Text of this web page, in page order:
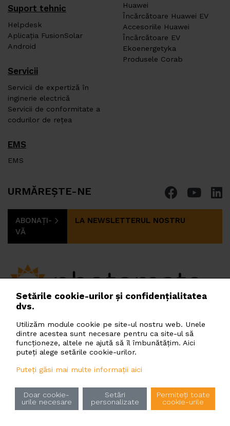
Suport tehnic
Helpdesk
Aplicația FusionSolar
Android
Huawei
Încărcătoare Huawei EV
Accesoriile Huawei
Încărcătoare EV
Ekoenergetyka
Produsele Corab
Servicii
Servicii de expertiză în
inginerie electrică
Servicii de conformitate a
codurilor de rețea
EMS
EMS
URMĂREȘTE-NE
ABONAȚI-
VĂ
LA NEWSLETTERUL NOSTRU
PHOTOMATE GREEN ENERGY ROMANIA SRL
Soseaua Pipera 43, Bucharest, 020308, Romania
romania@photomate.eu
Principiile de prelucrare a datelor cu caracter
personal
Reguli de utilizare a modulelor cookie
ro en ua ru cz pl hu
bg
uz
et da sv
Setările cookie-urilor și confidențialitatea
dvs.
Utilizăm module cookie pe site-ul nostru web. Unele
dintre acestea sunt necesare pentru ca site-ul să
funcționeze, altele ne ajută să îl îmbunătățim. Aici
puteți alege setările cookie-urilor.
Puteți găsi mai multe informații aici
Doar cookie-
urile necesare
Setări
personalizate
Permiteți toate
cookie-urile